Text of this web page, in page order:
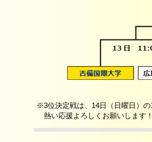
※3位決定戦は、14日（日曜日）
熱い応援よろしくお願いします